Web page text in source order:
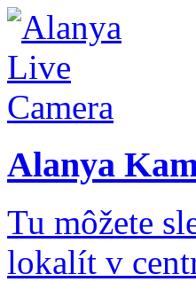
Alanya
Tu môžete
lokalít v